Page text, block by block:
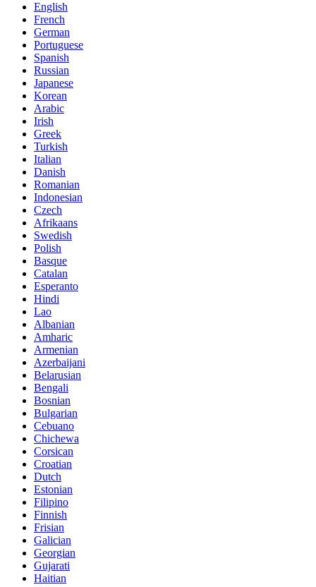
English
French
German
Portuguese
Spanish
Russian
Japanese
Korean
Arabic
Irish
Greek
Turkish
Italian
Danish
Romanian
Indonesian
Czech
Afrikaans
Swedish
Polish
Basque
Catalan
Esperanto
Hindi
Lao
Albanian
Amharic
Armenian
Azerbaijani
Belarusian
Bengali
Bosnian
Bulgarian
Cebuano
Chichewa
Corsican
Croatian
Dutch
Estonian
Filipino
Finnish
Frisian
Galician
Georgian
Gujarati
Haitian